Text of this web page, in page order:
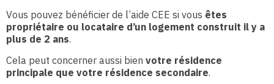
Vous pouvez bénéficier de l’aide CEE si vous êtes
propriétaire ou locataire d’un logement construit il y a
plus de 2 ans.
Cela peut concerner aussi bien votre résidence
principale que votre résidence secondaire.